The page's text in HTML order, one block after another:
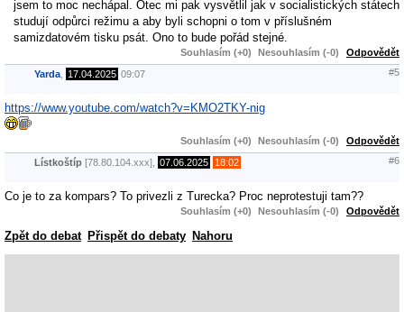
jsem to moc nechápal. Otec mi pak vysvětlil jak v socialistických státech
studují odpůrci režimu a aby byli schopni o tom v příslušném
samizdatovém tisku psát. Ono to bude pořád stejné.
Souhlasím (+0) Nesouhlasím (-0) Odpovědět
Yarda 17.04.2025 09:07 #5
https://www.youtube.com/watch?v=KMO2TKY-nig
Souhlasím (+0) Nesouhlasím (-0) Odpovědět
Lístkoštíp [78.80.104.xxx], 07.06.2025 18:02 #6
Co je to za kompars? To privezli z Turecka? Proc neprotestuji tam??
Souhlasím (+0) Nesouhlasím (-0) Odpovědět
Zpět do debat Přispět do debaty Nahoru